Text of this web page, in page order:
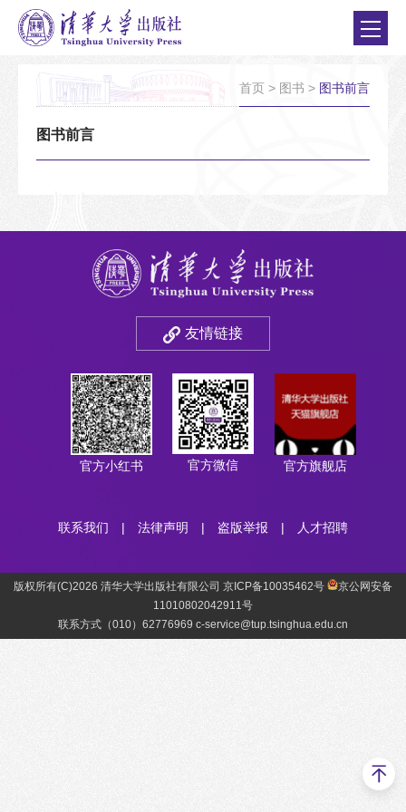
首页 > 图书 > 图书前言
图书前言
友情链接
官方小红书 官方微信 官方旗舰店
联系我们 | 法律声明 | 盗版举报 | 人才招聘
版权所有(C)2026 清华大学出版社有限公司 京ICP备10035462号
京公网安备
11010802042911号
联系方式（010）62776969 c-service@tup.tsinghua.edu.cn